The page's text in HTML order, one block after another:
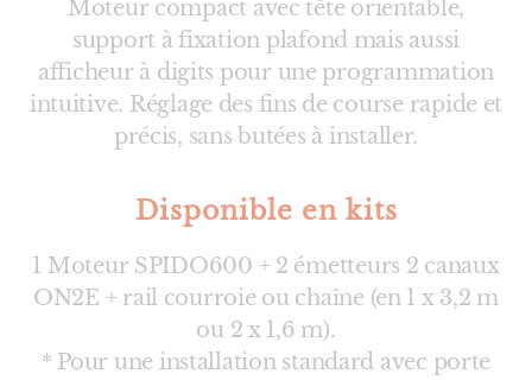
Moteur compact avec tête orientable,
support à fixation plafond mais aussi
afficheur à digits pour une programmation
intuitive. Réglage des fins de course rapide et
précis, sans butées à installer.
Disponible en kits
1 Moteur SPIDO600 + 2 émetteurs 2 canaux
ON2E + rail courroie ou chaîne (en 1 x 3,2 m
ou 2 x 1,6 m).
* Pour une installation standard avec porte